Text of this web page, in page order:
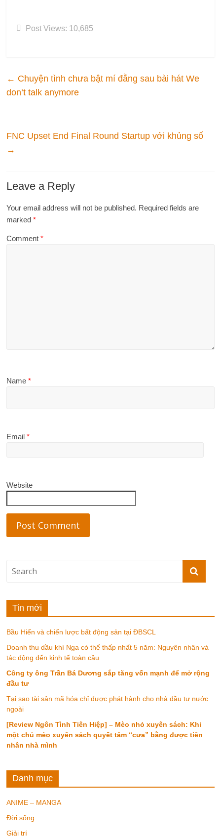
Post Views: 10,685
← Chuyện tình chưa bật mí đằng sau bài hát We
don’t talk anymore
FNC Upset End Final Round Startup với khủng số
→
Leave a Reply
Your email address will not be published. Required fields are
marked*
Comment*
Name*
Email*
Website
Tin mới
Bầu Hiển và chiến lược bất động sản tại ĐBSCL
Doanh thu dầu khí Nga có thể thấp nhất 5 năm: Nguyên nhân và
tác động đến kinh tế toàn cầu
Công ty ông Trần Bá Dương sắp tăng vốn mạnh để mở rộng
đầu tư
Tại sao tài sản mã hóa chỉ được phát hành cho nhà đầu tư nước
ngoài
[Review Ngôn Tình Tiên Hiệp] – Mèo nhỏ xuyên sách: Khi
một chú mèo xuyên sách quyết tâm “cưa” bằng được tiên
nhân nhà mình
Danh mục
ANIME – MANGA
Đời sống
Giải trí